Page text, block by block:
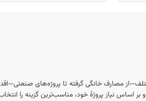
مصارف خانگی گرفته تا پروژه‌های
اساس نیاز پروژهٔ خود، مناسب‌ترین گزینه را